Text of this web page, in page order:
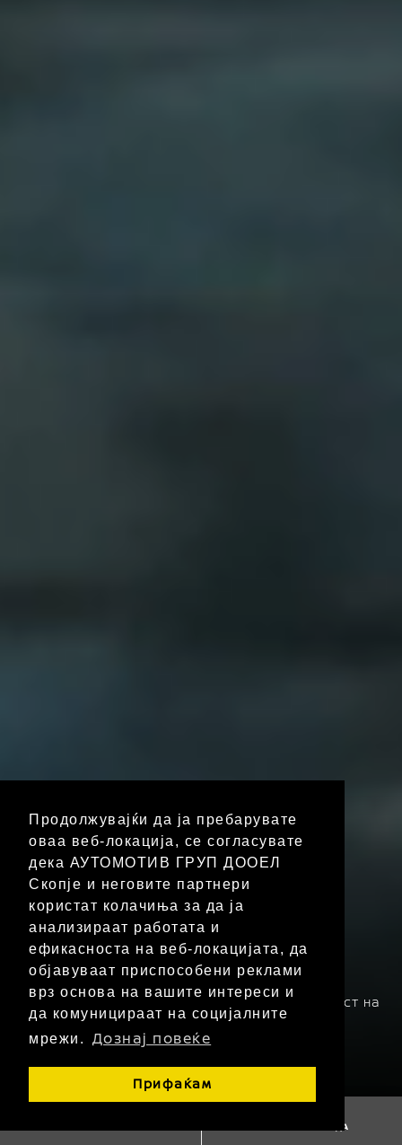
Продолжувајќи да ја пребарувате
оваа веб-локација, се согласувате
дека АУТОМОТИВ ГРУП ДООЕЛ
Скопје и неговите партнери
користат колачиња за да ја
анализираат работата и
ефикасноста на веб-локацијата, да
објавуваат приспособени реклами
врз основа на вашите интереси и
да комуницираат на социјалните
мрежи.
Дознај повеќе
Прифаќам
ЕЛЕКТРИФИЦИРАН СЕМЕЕН КРОСОВЕР
Нов Nissan X-Trail со
технологија
e-POWER & благ
хибрид
Достапни погонски
единици
163 - 213
Максимална моќност на
моторот (КС)
Потрошувачка на
гориво (l/100 km)
132 - 172⁽¹⁾
Емисии на CO₂ (g/km)
ПОБАРАЈТЕ ПОНУДА